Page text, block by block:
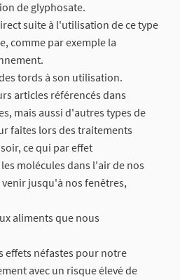
de glyphosate.
suite à l'utilisation de ce type
comme par exemple la
tords à son utilisation.
articles référencés dans
mais aussi d'autres types de
faites lors des traitements
ce qui par effet
molécules dans l'air de nos
jusqu'à nos fenêtres,
aliments que nous
effets néfastes pour notre
avec un risque élevé de